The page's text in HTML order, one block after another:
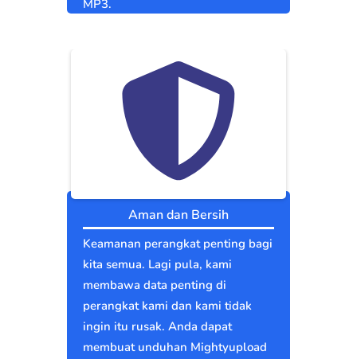
MP3.
Aman dan Bersih
Keamanan perangkat penting bagi
kita semua. Lagi pula, kami
membawa data penting di
perangkat kami dan kami tidak
ingin itu rusak. Anda dapat
membuat unduhan Mightyupload